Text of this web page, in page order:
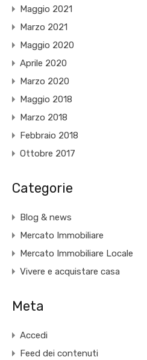
Maggio 2021
Marzo 2021
Maggio 2020
Aprile 2020
Marzo 2020
Maggio 2018
Marzo 2018
Febbraio 2018
Ottobre 2017
Categorie
Blog & news
Mercato Immobiliare
Mercato Immobiliare Locale
Vivere e acquistare casa
Meta
Accedi
Feed dei contenuti